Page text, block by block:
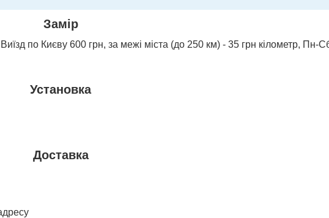
Замір
по Києву 600 грн, за межі міста (до 250 км) - 35 грн кілометр, Пн-
Установка
Доставка